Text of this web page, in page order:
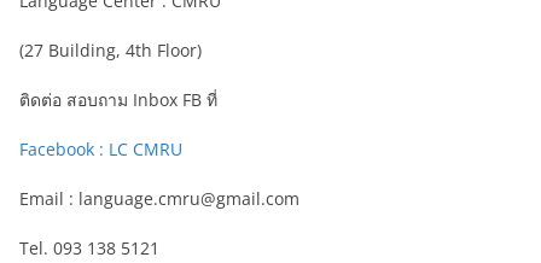
(27 Building, 4th Floor)
ติดต่อ สอบถาม Inbox FB ที่
Facebook : LC CMRU
Email : language.cmru@gmail.com
Tel. 093 138 5121